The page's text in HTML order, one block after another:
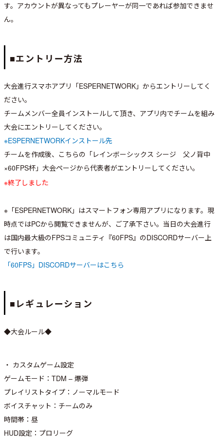
す。アカウントが異なってもプレーヤーが同一であれば参加できませ
ん。
■エントリー方法
大会進行スマホアプリ「ESPERNETWORK」からエントリーしてく
ださい。
チームメンバー全員インストールして頂き、アプリ内でチームを組み
大会にエントリーしてください。
※ESPERNETWORKインストール先
チームを作成後、こちらの「レインボーシックス シージ 父ノ背中
×60FPS杯」大会ページから代表者がエントリーしてください。
※終了しました
※「ESPERNETWORK」はスマートフォン専用アプリになります。現
時点ではPCから閲覧できませんが、ご了承下さい。当日の大会進行
は国内最大級のFPSコミュニティ『60FPS』のDISCORDサーバー上
で行います。
「60FPS」DISCORDサーバーはこちら
■レギュレーション
◆大会ルール◆
・ カスタムゲーム設定
ゲームモード：TDM – 爆弾
プレイリストタイプ：ノーマルモード
ボイスチャット：チームのみ
時間帯：昼
HUD設定：プロリーグ